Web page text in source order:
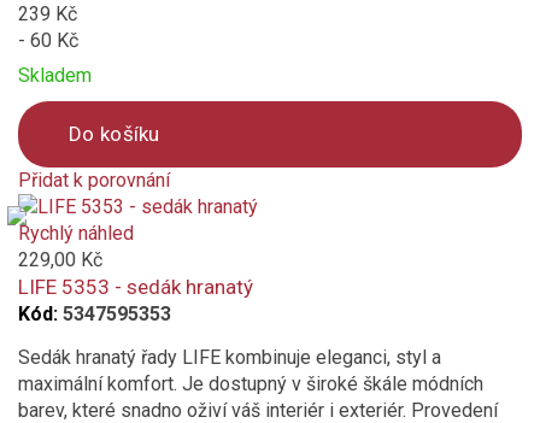
239 Kč
- 60 Kč
Skladem
Do košíku
Přidat k porovnání
Product
is
added
to
compare
Rychlý náhled
229,00 Kč
LIFE 5353 - sedák hranatý
Kód: 5347595353
Sedák hranatý řady LIFE kombinuje eleganci, styl a
maximální komfort. Je dostupný v široké škále módních
barev, které snadno oživí váš interiér i exteriér. Provedení